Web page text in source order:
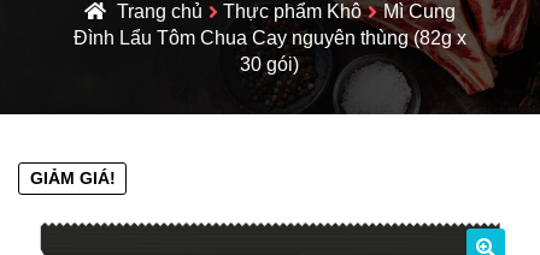
LIÊN HỆ
Trang chủ Thực phẩm Khô
Mì Cung
Đình Lẩu Tôm Chua Cay nguyên thùng (82g x
30 gói)
GIẢM GIÁ!